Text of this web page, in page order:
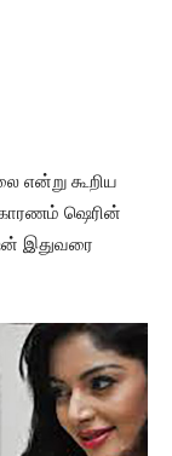
என்று கூறிய
ஷெரின்
இதுவரை